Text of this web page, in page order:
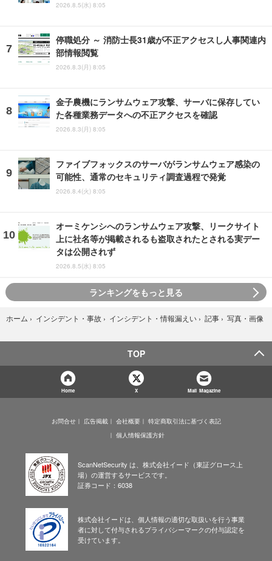
2026.8.5(水) 8:05
停職処分 ～ 消防士長31歳が不正アクセスし人事関連内
部情報閲覧
2026.8.3(月) 8:05
金子農機にランサムウェア攻撃、サーバに保存してい
た各種業務データへの不正アクセスを確認
2026.8.3(月) 8:05
ファイブフォックスのサーバがランサムウェア感染の
可能性、通常のセキュリティ調査過程で発覚
2026.8.4(火) 8:05
オーミケンシへのランサムウェア攻撃、リークサイト
上に社名等が掲載されるも盗取されたとされる実デー
タは公開されず
2026.8.5(水) 8:05
ランキングをもっと見る
ホーム › インシデント・事故 › インシデント・情報漏えい › 記事 › 写真・画像
TOP
Home X Mail Magazine
お問合せ 広告掲載 会社概要
特定商取引法に基づく表記
個人情報保護方針
ScanNetSecurity は、株式会社イード（東証グロース上
場）の運営するサービスです。
証券コード：6038
株式会社イードは、個人情報の適切な取扱いを行う事業
者に対して付与されるプライバシーマークの付与認定を
受けています。